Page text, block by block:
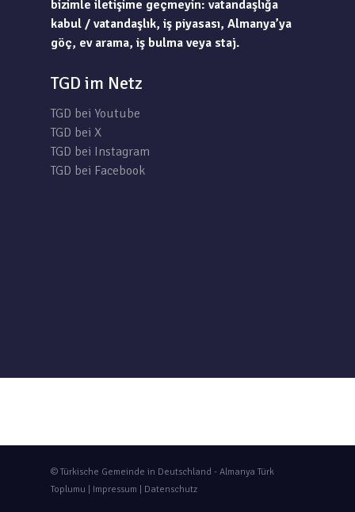
bizimle iletişime geçmeyin: vatandaşlığa
kabul / vatandaşlık, iş piyasası, Almanya’ya
göç, ev arama, iş bulma veya staj.
TGD im Netz
TGD bei Youtube
TGD bei X
TGD bei Instagram
TGD bei Facebook
© Türkische Gemeinde in Deutschland - Almanya Türk
Toplumu | Impressum Datenschutz